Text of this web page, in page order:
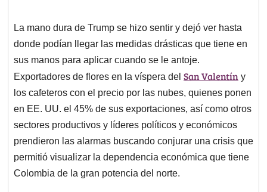
La mano dura de Trump se hizo sentir y dejó ver hasta
donde podían llegar las medidas drásticas que tiene en
sus manos para aplicar cuando se le antoje.
Exportadores de flores en la víspera del San Valentín y
los cafeteros con el precio por las nubes, quienes ponen
en EE. UU. el 45% de sus exportaciones, así como otros
sectores productivos y líderes políticos y económicos
prendieron las alarmas buscando conjurar una crisis que
permitió visualizar la dependencia económica que tiene
Colombia de la gran potencia del norte.